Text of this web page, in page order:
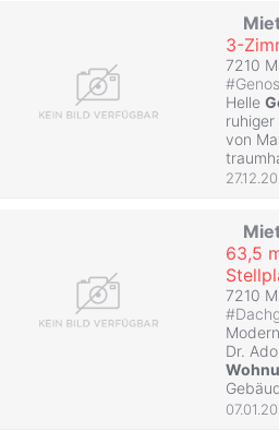
3-
7210
#
Helle
von
63,5
7210
#
Dr.